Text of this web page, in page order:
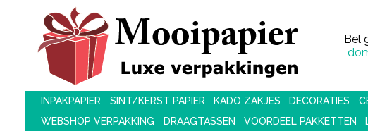
Bel
INPAKPAPIER SINT/KERST PAPIER KADO ZAKJES DECORATIES
WEBSHOP VERPAKKING
DRAAGTASSEN VOORDEEL PAKKETTEN